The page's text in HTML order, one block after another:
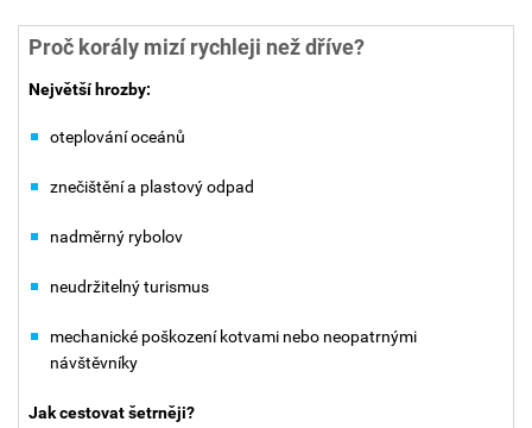
Proč korály mizí rychleji než dříve?
Největší hrozby:
oteplování oceánů
znečištění a plastový odpad
nadměrný rybolov
neudržitelný turismus
mechanické poškození kotvami nebo neopatrnými
návštěvníky
Jak cestovat šetrněji?